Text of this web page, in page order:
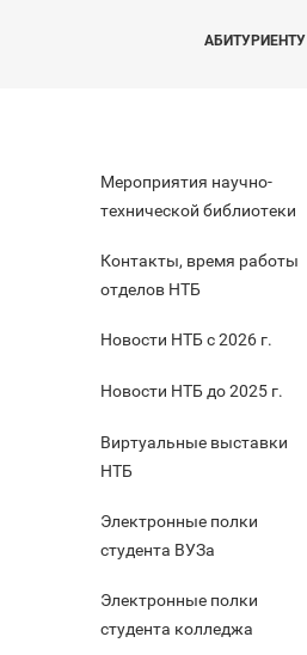
АБИТУРИЕНТУ
Мероприятия научно-
технической библиотеки
Контакты, время работы
отделов НТБ
Новости НТБ с 2026 г.
Новости НТБ до 2025 г.
Виртуальные выставки
НТБ
Электронные полки
студента ВУЗа
Электронные полки
студента колледжа